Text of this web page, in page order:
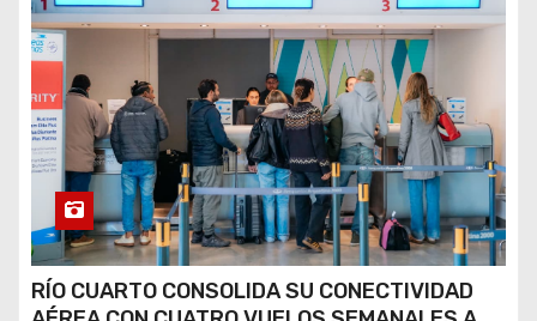
RÍO CUARTO CONSOLIDA SU CONECTIVIDAD